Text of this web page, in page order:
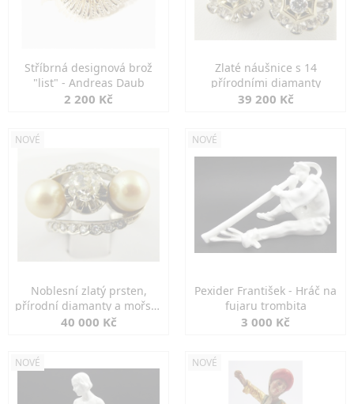
Stříbrná designová brož
"list" - Andreas Daub
2 200 Kč
Zlaté náušnice s 14
přírodními diamanty
39 200 Kč
NOVÉ
Noblesní zlatý prsten,
přírodní diamanty a mořské
perly
40 000 Kč
NOVÉ
Pexider František - Hráč na
fujaru trombita
3 000 Kč
NOVÉ NOVÉ